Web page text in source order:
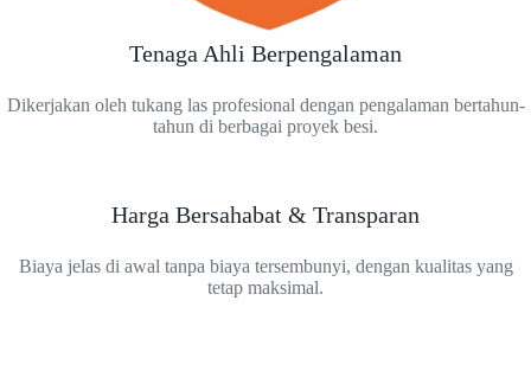
Tenaga Ahli Berpengalaman
Dikerjakan oleh tukang las profesional dengan pengalaman bertahun-
tahun di berbagai proyek besi.
Harga Bersahabat & Transparan
Biaya jelas di awal tanpa biaya tersembunyi, dengan kualitas yang
tetap maksimal.